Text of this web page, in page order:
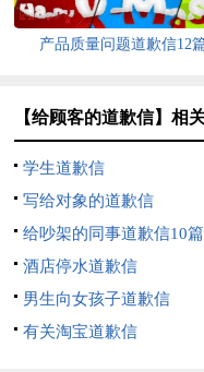
产品质量问题道歉信12
【给顾客的道歉信】相
学生道歉信
写给对象的道歉信
给吵架的同事道歉信10篇
酒店停水道歉信
男生向女孩子道歉信
有关淘宝道歉信